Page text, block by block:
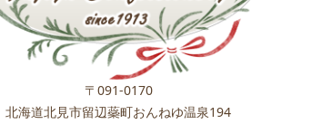
〒091-0170
北海道北見市留辺蘂町おんねゆ温泉194